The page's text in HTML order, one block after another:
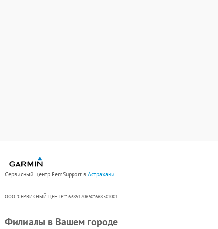
Сервисный центр RemSupport вАстрахани
ООО "СЕРВИСНЫЙ ЦЕНТР"* 6685170650*668501001
Филиалы в Вашем городе